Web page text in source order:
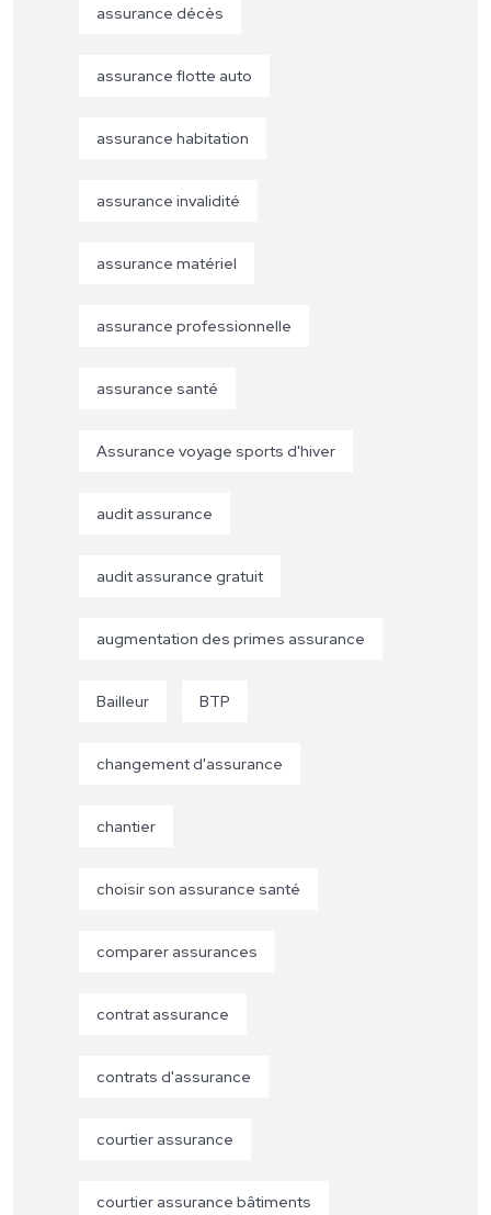
assurance décès
assurance flotte auto
assurance habitation
assurance invalidité
assurance matériel
assurance professionnelle
assurance santé
Assurance voyage sports d'hiver
audit assurance
audit assurance gratuit
augmentation des primes assurance
Bailleur BTP
changement d'assurance
chantier
choisir son assurance santé
comparer assurances
contrat assurance
contrats d'assurance
courtier assurance
courtier assurance bâtiments